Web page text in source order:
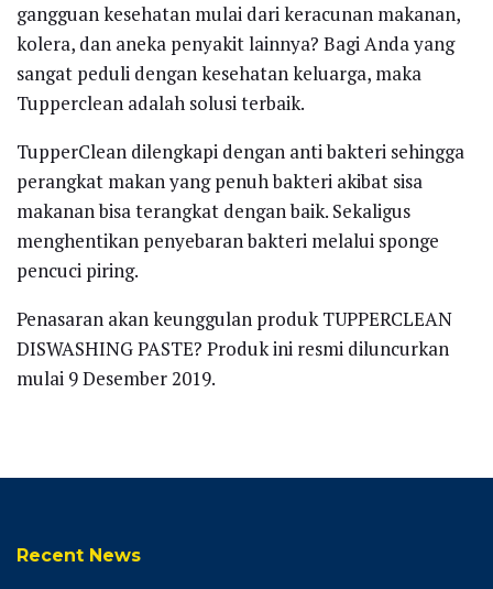
gangguan kesehatan mulai dari keracunan makanan,
kolera, dan aneka penyakit lainnya? Bagi Anda yang
sangat peduli dengan kesehatan keluarga, maka
Tupperclean adalah solusi terbaik.
TupperClean dilengkapi dengan anti bakteri sehingga
perangkat makan yang penuh bakteri akibat sisa
makanan bisa terangkat dengan baik. Sekaligus
menghentikan penyebaran bakteri melalui sponge
pencuci piring.
Penasaran akan keunggulan produk TUPPERCLEAN
DISWASHING PASTE? Produk ini resmi diluncurkan
mulai 9 Desember 2019.
Recent News